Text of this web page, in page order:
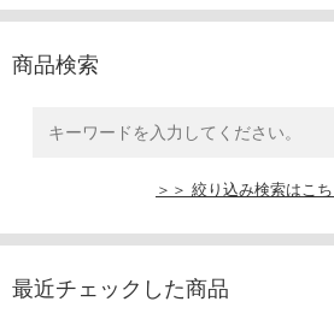
商品検索
＞＞ 絞り込み検索はこ
最近チェックした商品